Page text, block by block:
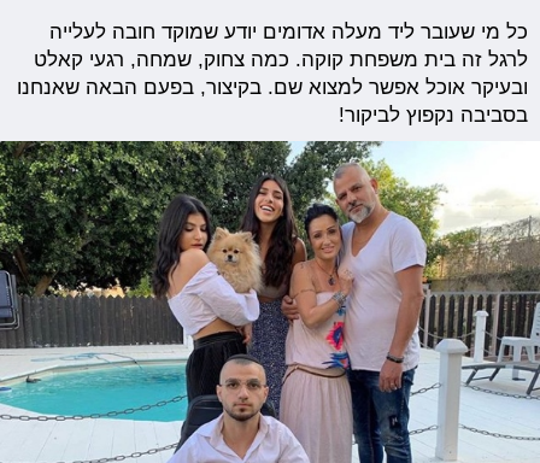
כל מי שעובר ליד מעלה אדומים יודע שמוקד חובה לעלייה
לרגל זה בית משפחת קוקה. כמה צחוק, שמחה, רגעי קאלט
ובעיקר אוכל אפשר למצוא שם. בקיצור, בפעם הבאה שאנחנו
בסביבה נקפוץ לביקור!